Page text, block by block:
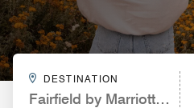
DESTINATION
Fairfield by Marriott Inn